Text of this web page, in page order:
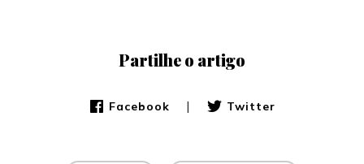
Partilhe o artigo
Facebook | Twitter